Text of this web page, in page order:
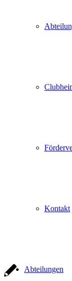
Kontakt
Abteilungen